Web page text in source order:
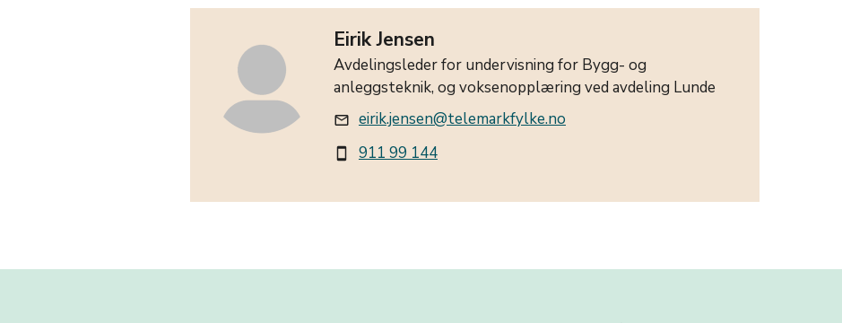
Eirik Jensen
Avdelingsleder for undervisning for Bygg- og
anleggsteknik, og voksenopplæring ved avdeling Lunde
mail_outline eirik.jensen@telemarkfylke.no
smartphone 911 99 144